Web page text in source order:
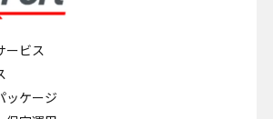
ービス
ッケージ